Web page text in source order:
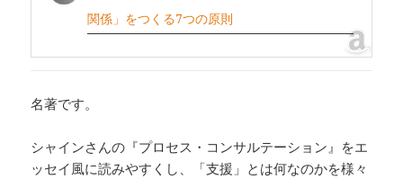
関係」をつくる7つの原則
名著です。
シャインさんの『プロセス・コンサルテーション』をエ
ッセイ風に読みやすくし、「支援」とは何なのかを様々